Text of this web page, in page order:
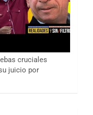
cruciales
juicio por